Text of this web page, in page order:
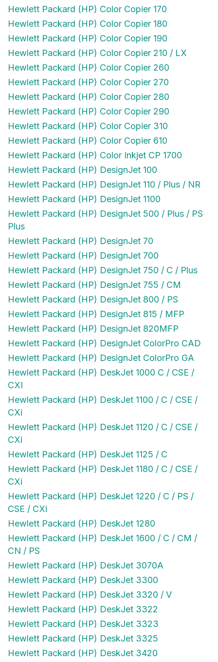
Hewlett Packard (HP) Color Copier 170
Hewlett Packard (HP) Color Copier 180
Hewlett Packard (HP) Color Copier 190
Hewlett Packard (HP) Color Copier 210 / LX
Hewlett Packard (HP) Color Copier 260
Hewlett Packard (HP) Color Copier 270
Hewlett Packard (HP) Color Copier 280
Hewlett Packard (HP) Color Copier 290
Hewlett Packard (HP) Color Copier 310
Hewlett Packard (HP) Color Copier 610
Hewlett Packard (HP) Color Inkjet CP 1700
Hewlett Packard (HP) DesignJet 100
Hewlett Packard (HP) DesignJet 110 / Plus / NR
Hewlett Packard (HP) DesignJet 1100
Hewlett Packard (HP) DesignJet 500 / Plus / PS
Plus
Hewlett Packard (HP) DesignJet 70
Hewlett Packard (HP) DesignJet 700
Hewlett Packard (HP) DesignJet 750 / C / Plus
Hewlett Packard (HP) DesignJet 755 / CM
Hewlett Packard (HP) DesignJet 800 / PS
Hewlett Packard (HP) DesignJet 815 / MFP
Hewlett Packard (HP) DesignJet 820MFP
Hewlett Packard (HP) DesignJet ColorPro CAD
Hewlett Packard (HP) DesignJet ColorPro GA
Hewlett Packard (HP) DeskJet 1000 C / CSE /
CXI
Hewlett Packard (HP) DeskJet 1100 / C / CSE /
CXi
Hewlett Packard (HP) DeskJet 1120 / C / CSE /
CXi
Hewlett Packard (HP) DeskJet 1125 / C
Hewlett Packard (HP) DeskJet 1180 / C / CSE /
CXi
Hewlett Packard (HP) DeskJet 1220 / C / PS /
CSE / CXi
Hewlett Packard (HP) DeskJet 1280
Hewlett Packard (HP) DeskJet 1600 / C / CM /
CN / PS
Hewlett Packard (HP) DeskJet 3070A
Hewlett Packard (HP) DeskJet 3300
Hewlett Packard (HP) DeskJet 3320 / V
Hewlett Packard (HP) DeskJet 3322
Hewlett Packard (HP) DeskJet 3323
Hewlett Packard (HP) DeskJet 3325
Hewlett Packard (HP) DeskJet 3420